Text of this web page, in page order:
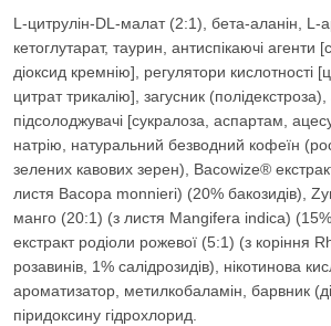
L-цитрулін-DL-малат (2:1), бета-аланін, L-
кетоглутарат, таурин, антиспікаючі агенти
діоксид кремнію], регулятори кислотності
цитрат трикалію], загусник
підсолоджувачі [сукралоза, аспартам,
натрію, натуральний безводний кофеїн
зелених кавових зерен), Bacowize®
листя Bacopa monnieri) (20% бакозидів),
манго (20:1) (з листя Mangifera indica)
екстракт родіоли рожевої (5:1) (з коріння
розавинів, 1% салідрозидів), нікотинова
ароматизатор, метилкобаламін, барвник
піридоксину гідрохлорид.